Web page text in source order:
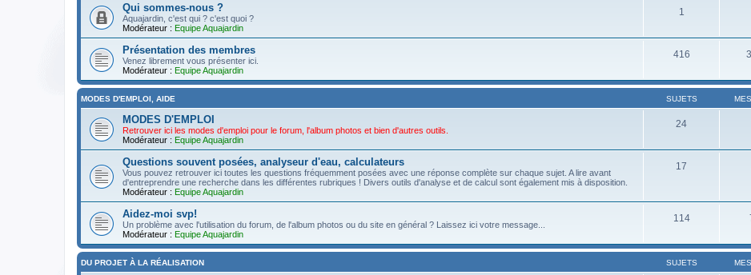
Qui sommes-nous ?
Aquajardin, c'est qui ? c'est quoi ?
Modérateur : Equipe Aquajardin
1
Présentation des membres
Venez librement vous présenter ici.
Modérateur : Equipe Aquajardin
416
MODES D'EMPLOI, AIDE SUJETS
MODES D'EMPLOI
Retrouver ici les modes d'emploi pour le forum, l'album photos et bien d'autres outils.
Modérateur : Equipe Aquajardin
24
Questions souvent posées, analyseur d'eau, calculateurs
Vous pouvez retrouver ici toutes les questions fréquemment posées avec une réponse complète sur chaque sujet. A lire avant
d'entreprendre une recherche dans les différentes rubriques ! Divers outils d'analyse et de calcul sont également mis à disposition.
Modérateur : Equipe Aquajardin
17
Aidez-moi svp!
Un problème avec l'utilisation du forum, de l'album photos ou du site en général ? Laissez ici votre message...
Modérateur : Equipe Aquajardin
114
DU PROJET À LA RÉALISATION SUJETS